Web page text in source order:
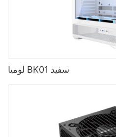
لومیا BK01 سفید